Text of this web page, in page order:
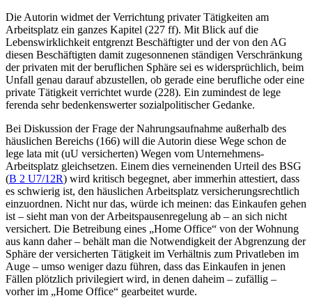
Die Autorin widmet der Verrichtung privater Tätigkeiten am
Arbeitsplatz ein ganzes Kapitel (227 ff). Mit Blick auf die
Lebenswirklichkeit entgrenzt Beschäftigter und der von den AG
diesen Beschäftigten damit zugesonnenen ständigen Verschränkung
der privaten mit der beruflichen Sphäre sei es widersprüchlich, beim
Unfall genau darauf abzustellen, ob gerade eine berufliche oder eine
private Tätigkeit verrichtet wurde (228). Ein zumindest de lege
ferenda sehr bedenkenswerter sozialpolitischer Gedanke.
Bei Diskussion der Frage der Nahrungsaufnahme außerhalb des
häuslichen Bereichs (166) will die Autorin diese Wege schon de
lege lata mit (uU versicherten) Wegen vom Unternehmens-
Arbeitsplatz gleichsetzen. Einem dies verneinenden Urteil des BSG
(B 2 U7/12R) wird kritisch begegnet, aber immerhin attestiert, dass
es schwierig ist, den häuslichen Arbeitsplatz versicherungsrechtlich
einzuordnen. Nicht nur das, würde ich meinen: das Einkaufen gehen
ist – sieht man von der Arbeitspausenregelung ab – an sich nicht
versichert. Die Betreibung eines „Home Office“ von der Wohnung
aus kann daher – behält man die Notwendigkeit der Abgrenzung der
Sphäre der versicherten Tätigkeit im Verhältnis zum Privatleben im
Auge – umso weniger dazu führen, dass das Einkaufen in jenen
Fällen plötzlich privilegiert wird, in denen daheim – zufällig –
vorher im „Home Office“ gearbeitet wurde.